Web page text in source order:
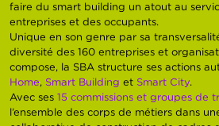
faire du smart building un atout au
entreprises et des occupants.
Unique en son genre par sa
diversité des 160 entreprises et
compose, la SBA structure ses actions
Home, Smart Building et Smart City.
Avec ses15 commissions et groupes de
l’ensemble des corps de métiers dans